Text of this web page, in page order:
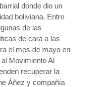
donde dio un
boliviana. Entre
de las
de cara a las
el mes de mayo en
Movimiento Al
recuperar la
Áñez y compañía